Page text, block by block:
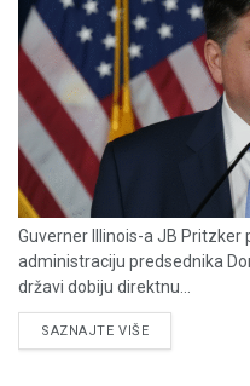
Guverner Illinois-a JB Pritzker
administraciju predsednika
državi dobiju direktnu...
SAZNAJTE VIŠEDETAILS